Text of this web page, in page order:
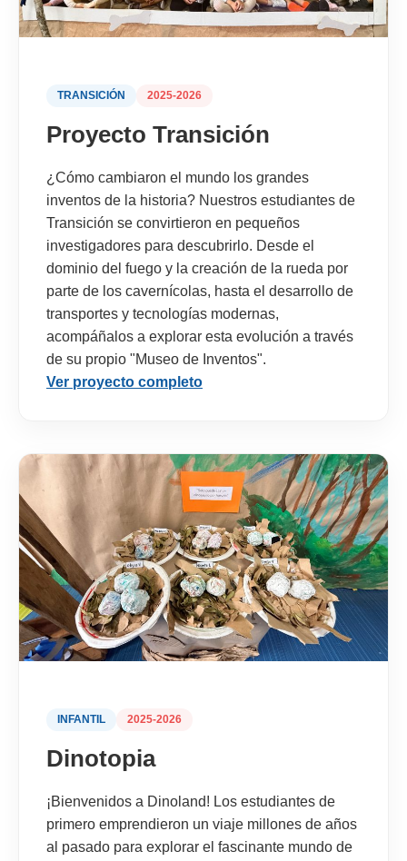
TRANSICIÓN 2025-2026
Proyecto Transición
¿Cómo cambiaron el mundo los grandes
inventos de la historia? Nuestros estudiantes de
Transición se convirtieron en pequeños
investigadores para descubrirlo. Desde el
dominio del fuego y la creación de la rueda por
parte de los cavernícolas, hasta el desarrollo de
transportes y tecnologías modernas,
acompáñalos a explorar esta evolución a través
de su propio "Museo de Inventos".
Ver proyecto completo
INFANTIL 2025-2026
Dinotopia
¡Bienvenidos a Dinoland! Los estudiantes de
primero emprendieron un viaje millones de años
al pasado para explorar el fascinante mundo de